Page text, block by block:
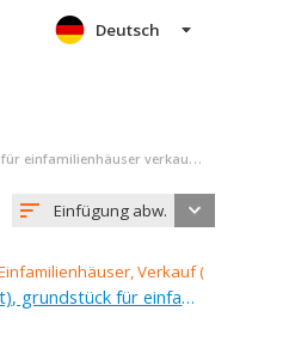
Deutsch
verkauf (angebot) Poprad
Einfügung abw.
Verkauf (Angebot), grundstück für einfamilienhäuser, 920 m